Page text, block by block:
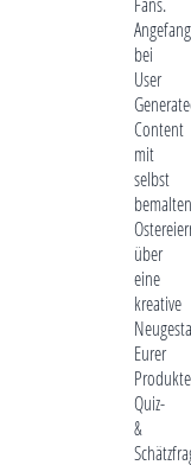
bei
User
Content
mit
selbst
bemalten
über
eine
kreative
Eurer
Quiz-
&